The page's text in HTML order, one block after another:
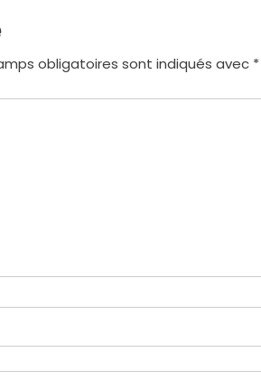
obligatoires sont indiqués avec *